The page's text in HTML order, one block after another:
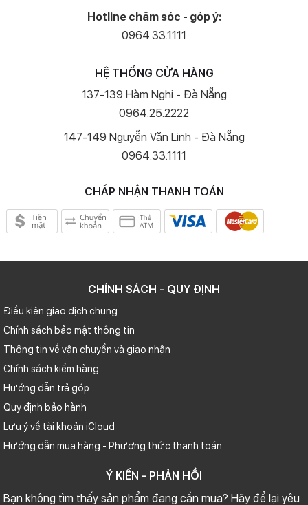
Hotline chăm sóc - góp ý:
0964.33.1111
HỆ THỐNG CỬA HÀNG
137-139 Hàm Nghi - Đà Nẵng
0964.25.2222
147-149 Nguyễn Văn Linh - Đà Nẵng
0964.33.1111
CHẤP NHẬN THANH TOÁN
CHÍNH SÁCH - QUY ĐỊNH
Điều kiện giao dịch chung
Chính sách bảo mật thông tin
Thông tin về vận chuyển và giao nhận
Chính sách kiểm hàng
Hướng dẫn trả góp
Quy định bảo hành
Lưu ý về tài khoản iCloud
Hướng dẫn mua hàng - Phương thức thanh toán
Ý KIẾN - PHẢN HỒI
Bạn không tìm thấy sản phẩm đang cần mua? Hãy để lại yêu